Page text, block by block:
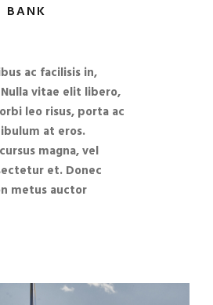
BANK
ac facilisis in,
vitae elit libero,
leo risus, porta ac
at eros.
magna, vel
et. Donec
metus auctor